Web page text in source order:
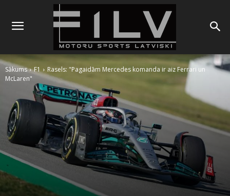
Sākums F1
Rasels: "Pagaidām Mercedes komanda ir aiz Ferrari un
McLaren"